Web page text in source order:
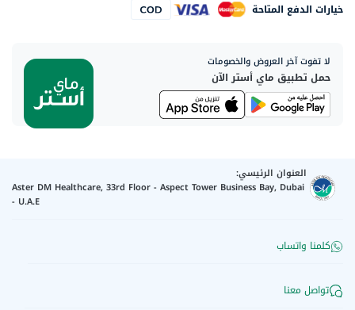
خيارات الدفع المتاحة
لا تفوت آخر العروض والخصومات
حمل تطبيق ماي أستر الآن
العنوان الرئيسي:
Aster DM Healthcare, 33rd Floor - Aspect Tower Business Bay, Dubai
- U.A.E
كلمنا واتساب
تواصل معنا